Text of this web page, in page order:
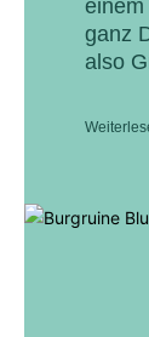
einem
ganz
also